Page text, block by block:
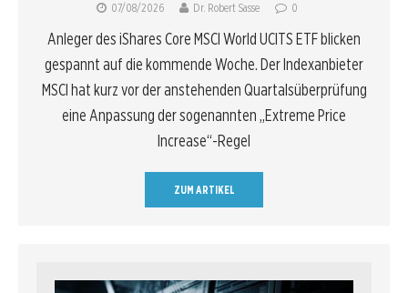
07/08/2026 Dr. Robert Sasse 0
Anleger des iShares Core MSCI World UCITS ETF blicken
gespannt auf die kommende Woche. Der Indexanbieter
MSCI hat kurz vor der anstehenden Quartalsüberprüfung
eine Anpassung der sogenannten „Extreme Price
Increase“-Regel
ZUM ARTIKEL